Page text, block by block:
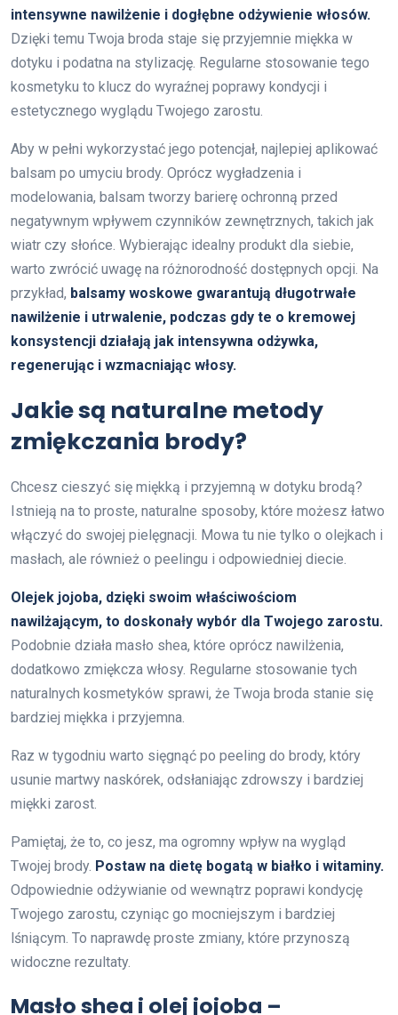
intensywne nawilżenie i dogłębne odżywienie włosów.
Dzięki temu Twoja broda staje się przyjemnie miękka w
dotyku i podatna na stylizację. Regularne stosowanie tego
kosmetyku to klucz do wyraźnej poprawy kondycji i
estetycznego wyglądu Twojego zarostu.
Aby w pełni wykorzystać jego potencjał, najlepiej aplikować
balsam po umyciu brody. Oprócz wygładzenia i
modelowania, balsam tworzy barierę ochronną przed
negatywnym wpływem czynników zewnętrznych, takich jak
wiatr czy słońce. Wybierając idealny produkt dla siebie,
warto zwrócić uwagę na różnorodność dostępnych opcji. Na
przykład, balsamy woskowe gwarantują długotrwałe
nawilżenie i utrwalenie, podczas gdy te o kremowej
konsystencji działają jak intensywna odżywka,
regenerując i wzmacniając włosy.
Jakie są naturalne metody
zmiękczania brody?
Chcesz cieszyć się miękką i przyjemną w dotyku brodą?
Istnieją na to proste, naturalne sposoby, które możesz łatwo
włączyć do swojej pielęgnacji. Mowa tu nie tylko o olejkach i
masłach, ale również o peelingu i odpowiedniej diecie.
Olejek jojoba, dzięki swoim właściwościom
nawilżającym, to doskonały wybór dla Twojego zarostu.
Podobnie działa masło shea, które oprócz nawilżenia,
dodatkowo zmiękcza włosy. Regularne stosowanie tych
naturalnych kosmetyków sprawi, że Twoja broda stanie się
bardziej miękka i przyjemna.
Raz w tygodniu warto sięgnąć po peeling do brody, który
usunie martwy naskórek, odsłaniając zdrowszy i bardziej
miękki zarost.
Pamiętaj, że to, co jesz, ma ogromny wpływ na wygląd
Twojej brody. Postaw na dietę bogatą w białko i witaminy.
Odpowiednie odżywianie od wewnątrz poprawi kondycję
Twojego zarostu, czyniąc go mocniejszym i bardziej
lśniącym. To naprawdę proste zmiany, które przynoszą
widoczne rezultaty.
Masło shea i olej jojoba –